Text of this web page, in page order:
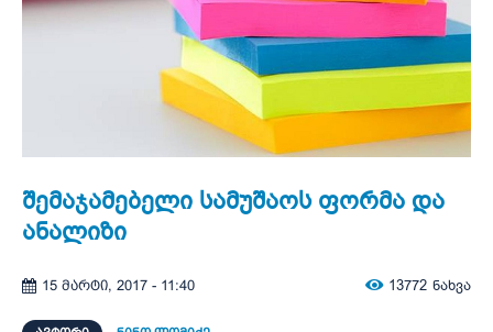
შემაჯამებელი სამუშაოს ფორმა და
ანალიზი
15 მარტი, 2017 - 11:40 13772 ნახვა